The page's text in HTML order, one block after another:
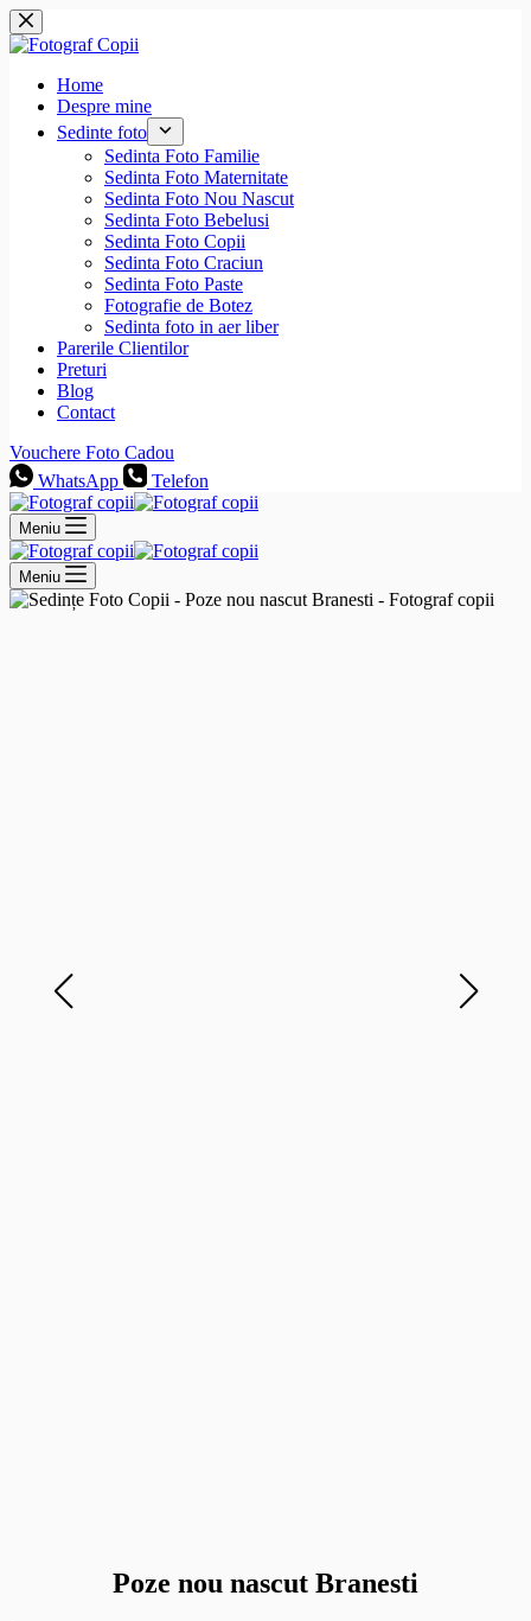
Sari
la
conținut
Home
Despre mine
Sedinte foto
Sedinta Foto Familie
Sedinta Foto Maternitate
Sedinta Foto Nou Nascut
Sedinta Foto Bebelusi
Sedinta Foto Copii
Sedinta Foto Craciun
Sedinta Foto Paste
Fotografie de Botez
Sedinta foto in aer liber
Parerile Clientilor
Preturi
Blog
Contact
Vouchere Foto Cadou
WhatsApp
Telefon
Meniu
Meniu
Poze nou nascut Branesti